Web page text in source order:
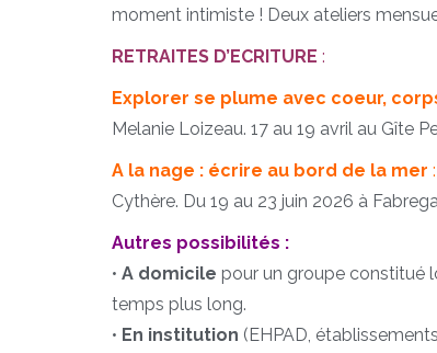
moment intimiste ! Deux ateliers
RETRAITES D’ECRITURE :
Explorer se plume avec coeur,
Melanie Loizeau. 17 au 19 avril au Gîte
A la nage : écrire au bord de la mer :
Cythère. Du 19 au 23 juin 2026 à
Autres possibilités :
• A domicile pour un groupe constitué
temps plus long.
• En institution (EHPAD,